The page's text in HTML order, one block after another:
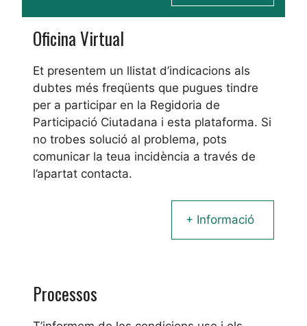
Oficina Virtual
Et presentem un llistat d’indicacions als
dubtes més freqüents que pugues tindre
per a participar en la Regidoria de
Participació Ciutadana i esta plataforma. Si
no trobes solució al problema, pots
comunicar la teua incidència a través de
l’apartat contacta.
+ Informació
Processos